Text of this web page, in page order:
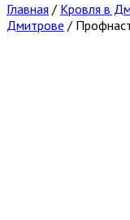
Главная / Кровля в
Дмитрове /